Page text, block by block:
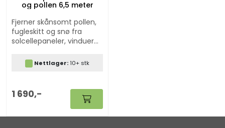
og pollen 6,5 meter
Fjerner skånsomt pollen,
fugleskitt og snø fra
solcellepaneler, vinduer
Børste med 6,5m
telskopstang og mulighet
for vasking/børsting av
solcellepaneler, vinduer
og flater som er vanskelig
å rekke opp til. En praktisk
Nettlager:10+ stk
1 690,-